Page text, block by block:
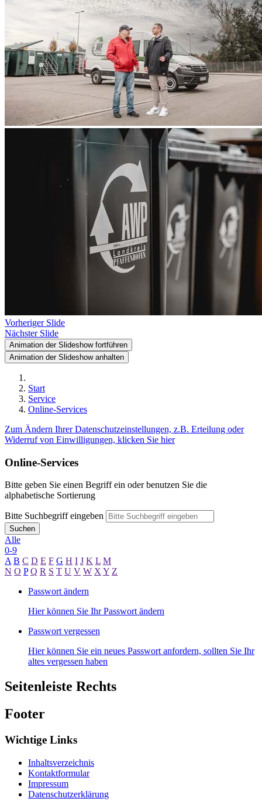
Vorheriger Slide
Nächster Slide
Animation der Slideshow fortführen
Animation der Slideshow anhalten
Start
Service
Online-Services
Zum Ändern Ihrer Datenschutzeinstellungen, z.B. Erteilung oder
Widerruf von Einwilligungen, klicken Sie hier
Online-Services
Bitte geben Sie einen Begriff ein oder benutzen Sie die
alphabetische Sortierung
Bitte Suchbegriff eingeben
Suchen
Alle
0-9
A B C D E F G H I J K L M
N O P Q R S T U V W XY Z
Passwort ändern
Hier können Sie Ihr Passwort ändern
Passwort vergessen
Hier können Sie ein neues Passwort anfordern, sollten Sie Ihr
altes vergessen haben
Seitenleiste Rechts
Footer
Wichtige Links
Inhaltsverzeichnis
Kontaktformular
Impressum
Datenschutzerklärung